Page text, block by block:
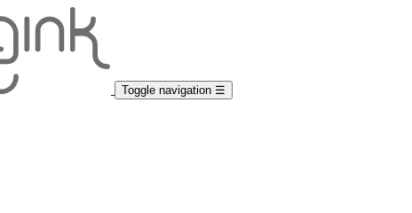
Toggle navigation ☰